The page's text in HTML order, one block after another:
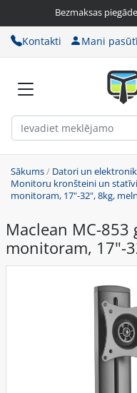
Bezmaksas
Kontakti Mani
Sākums/ Datori un
Monitoru kronšteini un statīvi
monitoram, 17"-32", 8kg,
Maclean MC-
monitoram, 17"-